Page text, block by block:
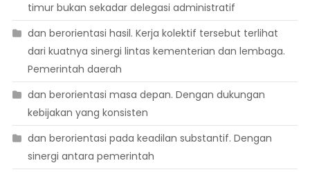
timur bukan sekadar delegasi administratif
dan berorientasi hasil. Kerja kolektif tersebut terlihat
dari kuatnya sinergi lintas kementerian dan lembaga.
Pemerintah daerah
dan berorientasi masa depan. Dengan dukungan
kebijakan yang konsisten
dan berorientasi pada keadilan substantif. Dengan
sinergi antara pemerintah